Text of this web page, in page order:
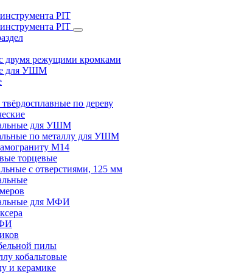
PIT
PIT
двумя режущими кромками
для УШМ
по дереву
для УШМ
по металлу для УШМ
M14
торцевые
с отверстиями, 125 мм
для МФИ
пилы
кобальтовые
и керамике